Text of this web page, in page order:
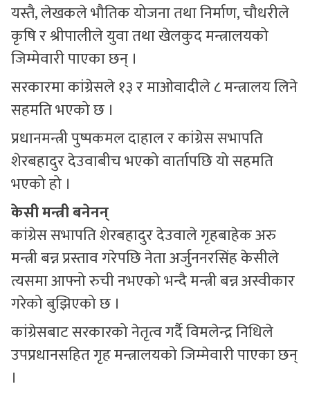
यस्तै, लेखकले भौतिक योजना तथा निर्माण, चौधरीले
कृषि र श्रीपालीले युवा तथा खेलकुद मन्त्रालयको
जिम्मेवारी पाएका छन् ।
सरकारमा कांग्रेसले १३ र माओवादीले ८ मन्त्रालय लिने
सहमति भएको छ ।
प्रधानमन्त्री पुष्पकमल दाहाल र कांग्रेस सभापति
शेरबहादुर देउवाबीच भएको वार्तापछि यो सहमति
भएको हो ।
केसी मन्त्री बनेनन्
कांग्रेस सभापति शेरबहादुर देउवाले गृहबाहेक अरु
मन्त्री बन्न प्रस्ताव गरेपछि नेता अर्जुननरसिंह केसीले
त्यसमा आफ्नो रुची नभएको भन्दै मन्त्री बन्न अस्वीकार
गरेको बुझिएको छ ।
कांग्रेसबाट सरकारको नेतृत्व गर्दै विमलेन्द्र निधिले
उपप्रधानसहित गृह मन्त्रालयको जिम्मेवारी पाएका छन्
।